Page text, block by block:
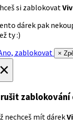
si zablokovat
dárek pak
ty :)
zablokovat
×
zablokování
nechceš mít dárek